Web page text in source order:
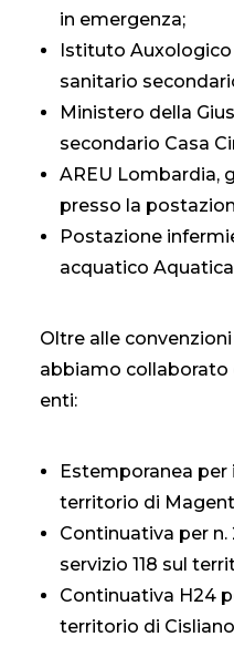
in emergenza;
Istituto
sanitario
Ministero della
secondario Casa
AREU Lombardia,
presso la
Postazione
acquatico
Oltre alle
abbiamo collaborato
enti:
Estemporanea per
territorio di
Continuativa per n.
servizio 118 sul
Continuativa H24
territorio di